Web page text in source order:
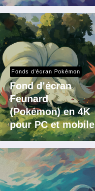
Fonds d’écran Pokémon
Fond d’écran
Feunard
(Pokémon) en 4K
pour PC et mobile